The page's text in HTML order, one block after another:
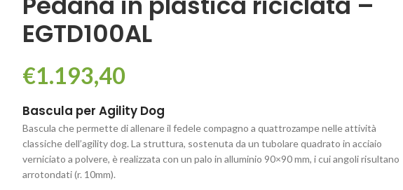
EGTD100AL
€1.193,40
Bascula per Agility Dog
Bascula che permette di allenare il fedele compagno a quattrozampe nelle attività
classiche dell’agility dog. La struttura, sostenuta da un tubolare quadrato in acciaio
verniciato a polvere, è realizzata con un palo in alluminio 90×90 mm, i cui angoli risultano
arrotondati (r. 10mm).